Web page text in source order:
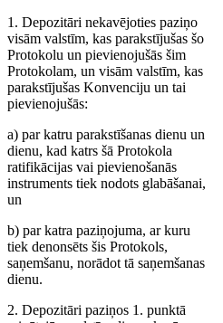
1. Depozitāri nekavējoties paziņo
visām valstīm, kas parakstījušas šo
Protokolu un pievienojušās šim
Protokolam, un visām valstīm, kas
parakstījušas Konvenciju un tai
pievienojušās:
a) par katru parakstīšanas dienu un
dienu, kad katrs šā Protokola
ratifikācijas vai pievienošanās
instruments tiek nodots glabāšanai,
un
b) par katra paziņojuma, ar kuru
tiek denonsēts šis Protokols,
saņemšanu, norādot tā saņemšanas
dienu.
2. Depozitāri paziņos 1. punktā